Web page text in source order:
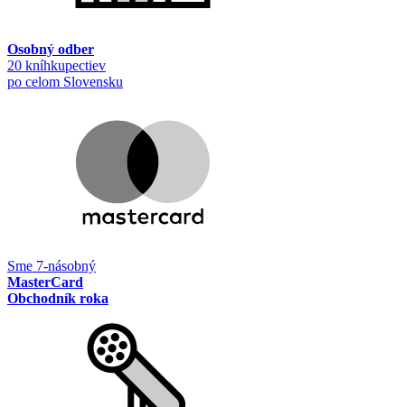
Osobný odber
20 kníhkupectiev
po celom Slovensku
Sme 7-násobný
MasterCard
Obchodník roka